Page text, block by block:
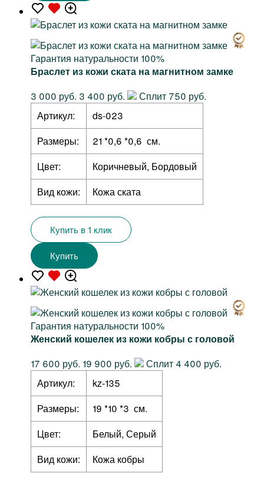
Гарантия натуральности 100%
Браслет из кожи ската на магнитном замке
3 000 руб. 3 400 руб.
Сплит 750 руб.
Артикул:
ds-023
Размеры:
21 *0,6 *0,6 см.
Цвет:
Коричневый, Бордовый
Вид кожи:
Кожа ската
Купить в 1 клик
Купить
Гарантия натуральности 100%
Женский кошелек из кожи кобры с головой
17 600 руб. 19 900 руб.
Сплит 4 400 руб.
Артикул:
kz-135
Размеры:
19 *10 *3 см.
Цвет:
Белый, Серый
Вид кожи:
Кожа кобры